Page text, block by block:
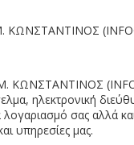
ΚΩΝΣΤΑΝΤΙΝΟΣ
ηλεκτρονική
σας αλλά
υπηρεσίες μας.